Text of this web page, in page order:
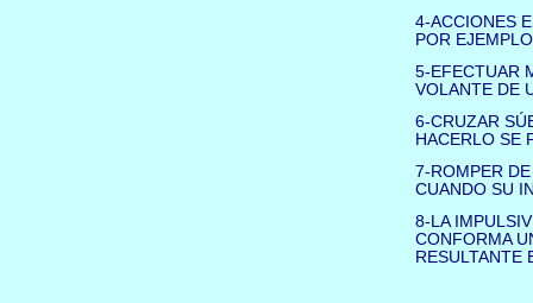
4-ACCIONES
POR
5-EFECTUAR
VOLANTE DE
6-CRUZAR
HACERLO SE
7-ROMPER
CUANDO SU
8-LA
CONFORMA
RESULTANTE